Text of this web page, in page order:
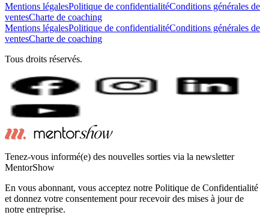
Mentions légalesPolitique de confidentialitéConditions générales de
ventesCharte de coaching
Mentions légalesPolitique de confidentialitéConditions générales de
ventesCharte de coaching
Tous droits réservés.
Tenez-vous informé(e) des nouvelles sorties via la newsletter
MentorShow
En vous abonnant, vous acceptez notre Politique de Confidentialité
et donnez votre consentement pour recevoir des mises à jour de
notre entreprise.